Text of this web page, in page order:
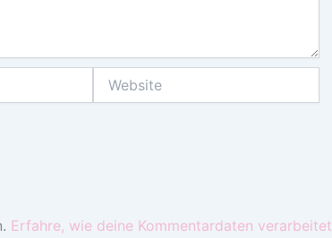
Erfahre, wie deine Kommentardaten verarbeitet